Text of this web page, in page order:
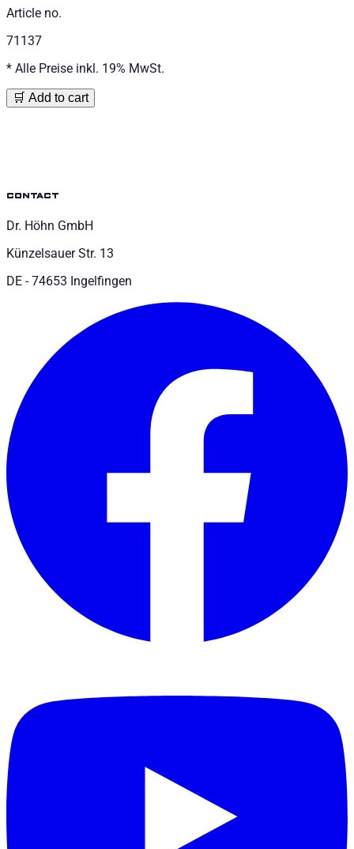
Article no.
71137
* Alle Preise inkl. 19% MwSt.
🛒 Add to cart
contact
Dr. Höhn GmbH
Künzelsauer Str. 13
DE - 74653 Ingelfingen